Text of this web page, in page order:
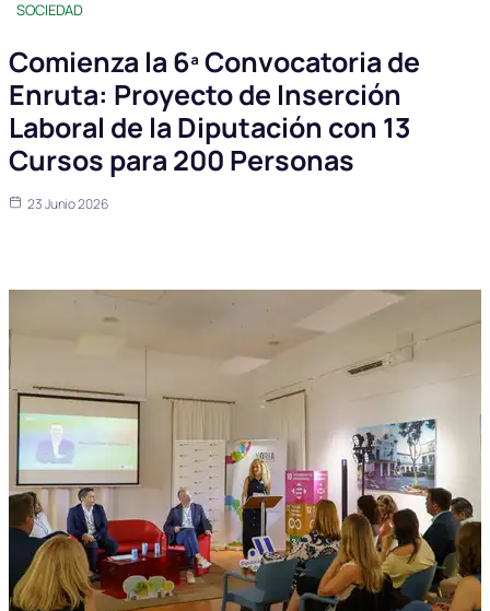
SOCIEDAD
Comienza la 6ª Convocatoria de
Enruta: Proyecto de Inserción
Laboral de la Diputación con 13
Cursos para 200 Personas
23 Junio 2026